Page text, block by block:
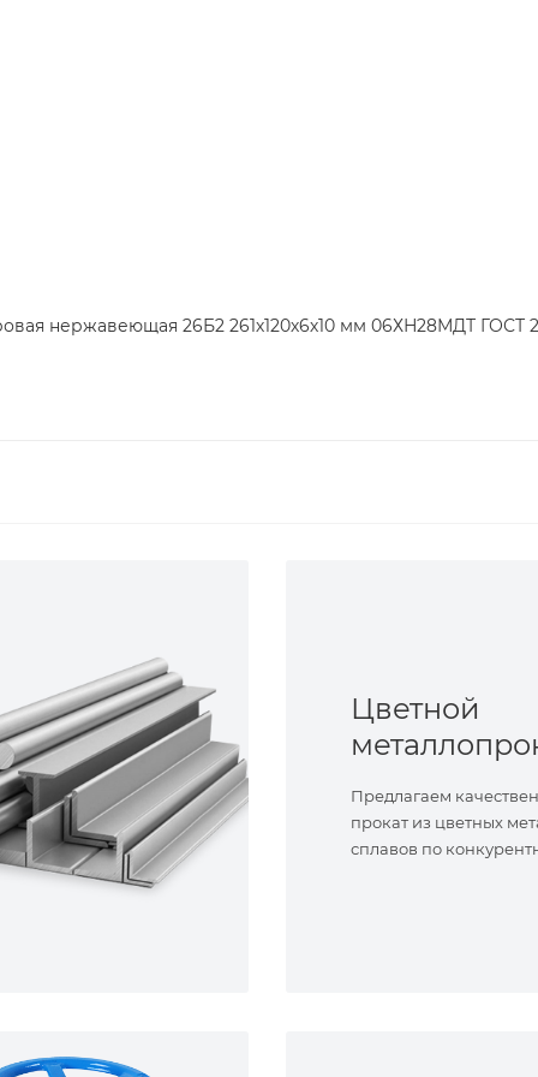
нержавеющая 26Б2 261х120х6х10 мм 06ХН28МДТ ГОСТ
Цветной
Предлагаем
прокат из цветных
сплавов по